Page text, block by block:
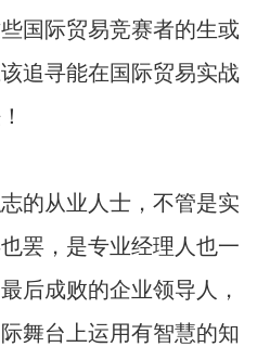
国际贸易竞赛者的生或
追寻能在国际贸易实战
的从业人士，不管是实
罢，是专业经理人也一
后成败的企业领导人，
舞台上运用有智慧的知